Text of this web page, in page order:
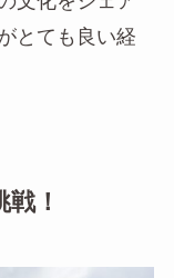
とても良い経
！